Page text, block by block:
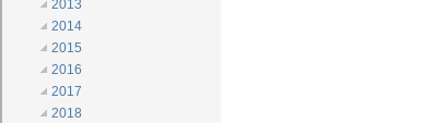
2013
2014
2015
2016
2017
2018